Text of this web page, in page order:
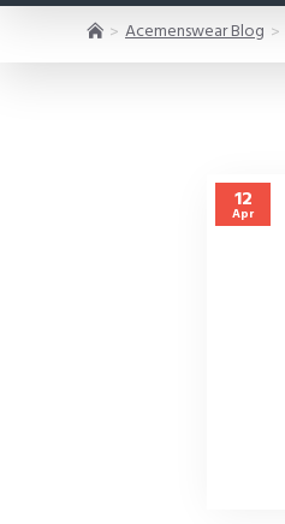
Acemenswear Blog
12
Apr